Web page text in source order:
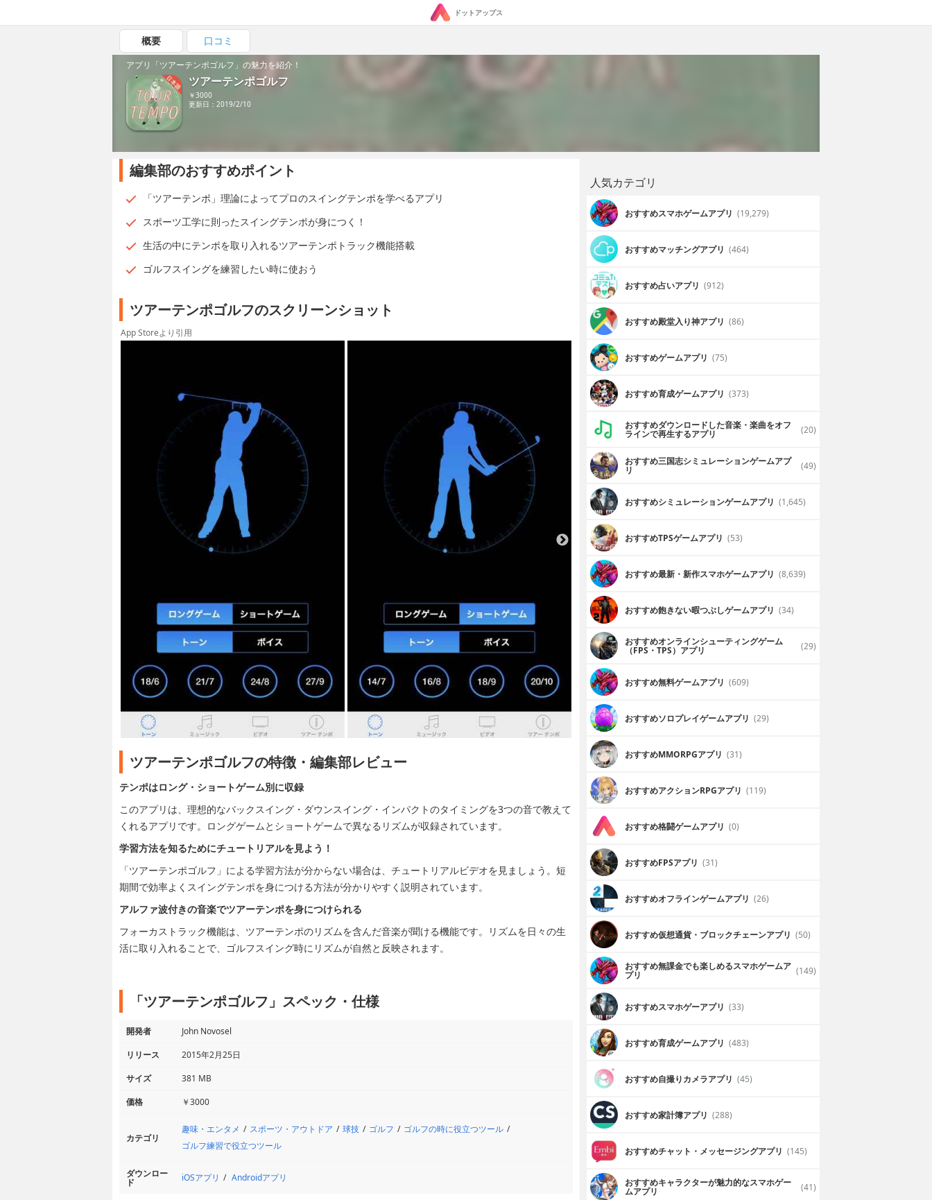
ドットアップス
概要 口コミ
アプリ「ツアーテンポゴルフ」の魅力を紹介！
ツアーテンポゴルフ
￥3000
更新日：2019/2/10
編集部のおすすめポイント
「ツアーテンポ」理論によってプロのスイングテンポを学べるアプリ
スポーツ工学に則ったスイングテンポが身につく！
生活の中にテンポを取り入れるツアーテンポトラック機能搭載
ゴルフスイングを練習したい時に使おう
ツアーテンポゴルフのスクリーンショット
App Storeより引用
ツアーテンポゴルフの特徴・編集部レビュー
テンポはロング・ショートゲーム別に収録
このアプリは、理想的なバックスイング・ダウンスイング・インパクトのタイミングを3つの音で教えて
くれるアプリです。ロングゲームとショートゲームで異なるリズムが収録されています。
学習方法を知るためにチュートリアルを見よう！
「ツアーテンポゴルフ」による学習方法が分からない場合は、チュートリアルビデオを見ましょう。短
期間で効率よくスイングテンポを身につける方法が分かりやすく説明されています。
アルファ波付きの音楽でツアーテンポを身につけられる
フォーカストラック機能は、ツアーテンポのリズムを含んだ音楽が聞ける機能です。リズムを日々の生
活に取り入れることで、ゴルフスイング時にリズムが自然と反映されます。
「ツアーテンポゴルフ」スペック・仕様
開発者
John Novosel
リリース
2015年2月25日
サイズ
381 MB
価格
￥3000
カテゴリ
趣味・エンタメ スポーツ・アウトドア 球技 ゴルフ
ゴルフの時に役立つツール
ゴルフ練習で役立つツール
ダウンロー
ド iOSアプリ Androidアプリ
人気カテゴリ
おすすめスマホゲームアプリ (19,279)
おすすめマッチングアプリ (464)
おすすめ占いアプリ (912)
おすすめ殿堂入り神アプリ (86)
おすすめゲームアプリ (75)
おすすめ育成ゲームアプリ (373)
おすすめダウンロードした音楽・楽曲をオフ
ラインで再生するアプリ (20)
おすすめ三国志シミュレーションゲームアプ
リ (49)
おすすめシミュレーションゲームアプリ (1,645)
おすすめTPSゲームアプリ (53)
おすすめ最新・新作スマホゲームアプリ (8,639)
おすすめ飽きない暇つぶしゲームアプリ (34)
おすすめオンラインシューティングゲーム
（FPS・TPS）アプリ (29)
おすすめ無料ゲームアプリ (609)
おすすめソロプレイゲームアプリ (29)
おすすめ MMORPGアプリ (31)
おすすめアクションRPGアプリ (119)
おすすめ格闘ゲームアプリ (0)
おすすめFPSアプリ (31)
おすすめオフラインゲームアプリ (26)
おすすめ仮想通貨・ブロックチェーンアプリ (50)
おすすめ無課金でも楽しめるスマホゲームア
プリ (149)
おすすめスマホゲーアプリ (33)
おすすめ育成ゲームアプリ (483)
おすすめ自撮りカメラアプリ (45)
おすすめ家計簿アプリ (288)
おすすめチャット・メッセージングアプリ (145)
おすすめキャラクターが魅力的なスマホゲー
ムアプリ (41)